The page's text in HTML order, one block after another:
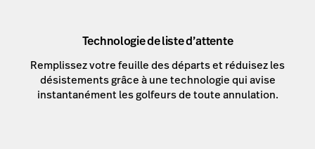
Technologie de liste d’attente
Remplissez votre feuille des départs et réduisez les
désistements grâce à une technologie qui avise
instantanément les golfeurs de toute annulation.